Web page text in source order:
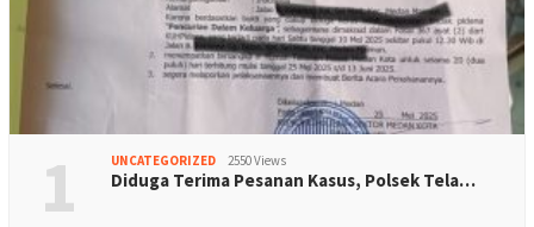
1 UNCATEGORIZED 2550 Views
Diduga Terima Pesanan Kasus, Polsek Tela…